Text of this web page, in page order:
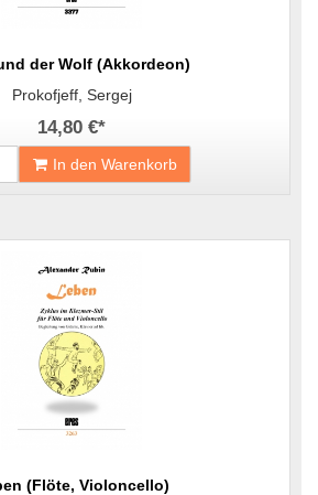
der Wolf (Akkordeon)
Prokofjeff, Sergej
14,80 €*
In den Warenkorb
(Flöte, Violoncello)